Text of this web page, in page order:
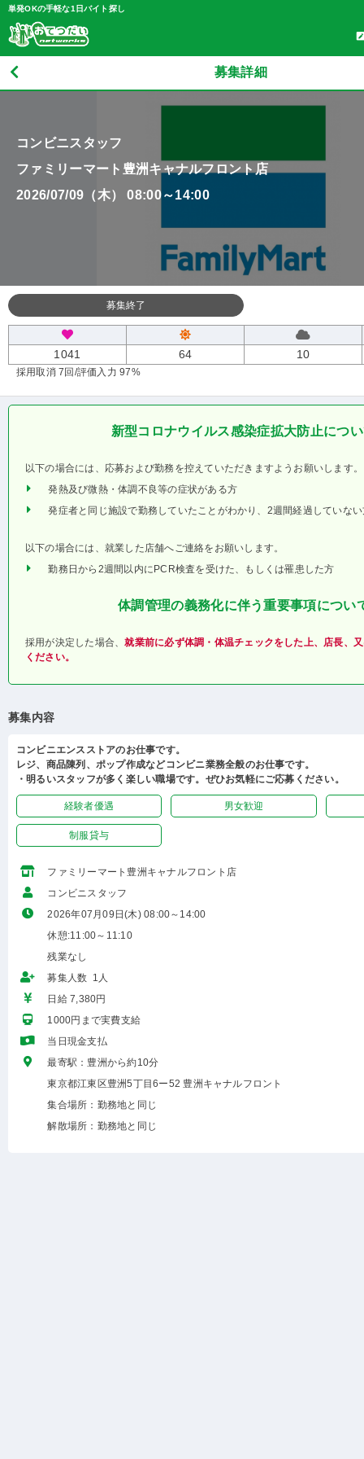
単発OKの手軽な1日バイト探し
募集詳細
コンビニスタッフ
ファミリーマート豊洲キャナルフロント店
2026/07/09（木） 08:00～14:00
募集終了
1041 64 10
採用取消 7回 /評価入力 97%
新型コロナウイルス感染症拡大防止につ
以下の場合には、応募および勤務を控えていただきますようお願いします。
発熱及び微熱・体調不良等の症状がある方
発症者と同じ施設で勤務していたことがわかり、2週間経過していな
以下の場合には、就業した店舗へご連絡をお願いします。
勤務日から2週間以内にPCR検査を受けた、もしくは罹患した方
体調管理の義務化に伴う重要事項につい
採用が決定した場合、就業前に必ず体調・体温チェックをした上、店長、
ください。
募集内容
コンビニエンスストアのお仕事です。
レジ、商品陳列、ポップ作成などコンビニ業務全般のお仕事です。
・明るいスタッフが多く楽しい職場です。ぜひお気軽にご応募ください。
経験者優遇 男女歓迎
制服貸与
ファミリーマート豊洲キャナルフロント店
コンビニスタッフ
2026年07月09日(木) 08:00～14:00
休憩:11:00～11:10
残業なし
募集人数 1人
日給 7,380円
1000円まで実費支給
当日現金支払
最寄駅：豊洲から約10分
東京都江東区豊洲5丁目6ー52 豊洲キャナルフロント
集合場所：勤務地と同じ
解散場所：勤務地と同じ